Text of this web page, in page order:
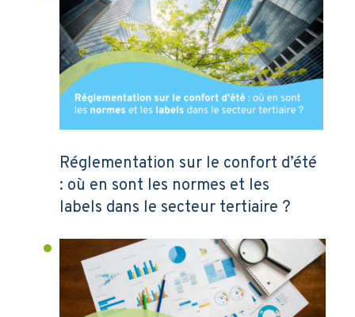
Réglementation sur le confort d’été
: où en sont les normes et les
labels dans le secteur tertiaire ?